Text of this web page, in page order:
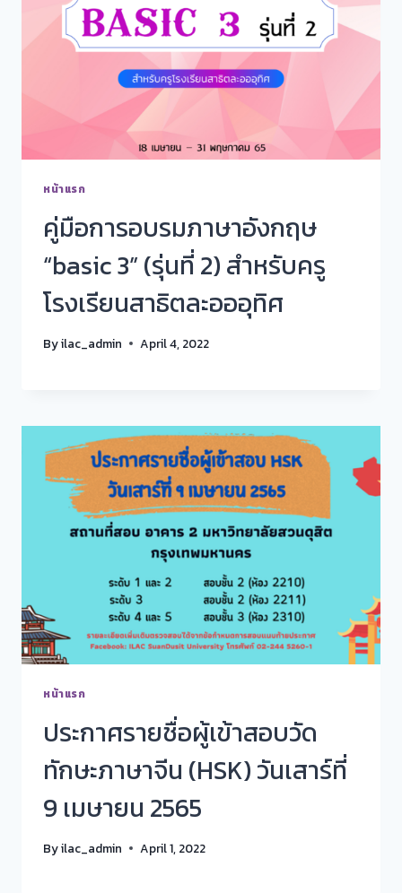
หน้าแรก
คู่มือการอบรมภาษาอังกฤษ
“basic 3” (รุ่นที่ 2) สำหรับครู
โรงเรียนสาธิตละอออุทิศ
Byilac_admin April 4, 2022
หน้าแรก
ประกาศรายชื่อผู้เข้าสอบวัด
ทักษะภาษาจีน (HSK) วันเสาร์ที่
9 เมษายน 2565
Byilac_admin April 1, 2022